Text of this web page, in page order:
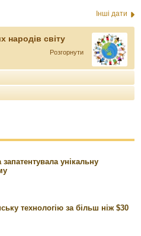
Інші дати
народів світу
Розгорнути
унікальну
технологію за більш ніж $30